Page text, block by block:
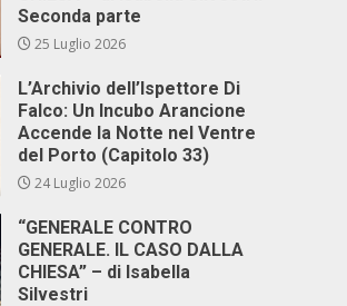
Seconda parte
25 Luglio 2026
L’Archivio dell’Ispettore Di
Falco: Un Incubo Arancione
Accende la Notte nel Ventre
del Porto (Capitolo 33)
24 Luglio 2026
“GENERALE CONTRO
GENERALE. IL CASO DALLA
CHIESA” – di Isabella
Silvestri